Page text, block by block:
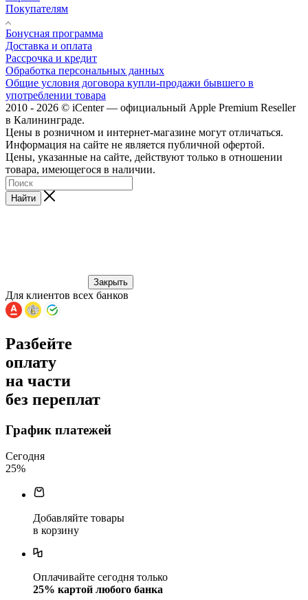
Покупателям
Бонусная программа
Доставка и оплата
Рассрочка и кредит
Обработка персональных данных
Общие условия договора купли-продажи бывшего в
употреблении товара
2010 - 2026 © iCenter — официальный Apple Premium Reseller
в Калининграде.
Цены в розничном и интернет-магазине могут отличаться.
Информация на сайте не является публичной офертой.
Цены, указанные на сайте, действуют только в отношении
товара, имеющегося в наличии.
Найти
Закрыть
Для клиентов всех банков
Разбейте
оплату
на части
без переплат
График платежей
Сегодня
25%
Добавляйте товары
в корзину
Оплачивайте сегодня только
25% картой любого банка